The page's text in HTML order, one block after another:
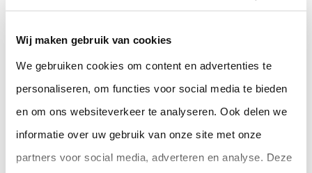
Wij maken gebruik van cookies
We gebruiken cookies om content en advertenties te
personaliseren, om functies voor social media te bieden
en om ons websiteverkeer te analyseren. Ook delen we
informatie over uw gebruik van onze site met onze
partners voor social media, adverteren en analyse. Deze
(3) Tilburg-Waalwijk
(2)Venlo-Venray
(4) Rivierenland (Tiel-Geldermalsen-Zaltbommel)
(6) Utrecht(Lage Weide)-Nieuwegein-Vianen